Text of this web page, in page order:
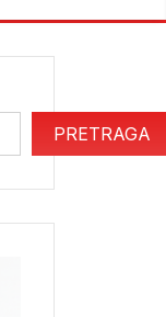
PRETRAGA